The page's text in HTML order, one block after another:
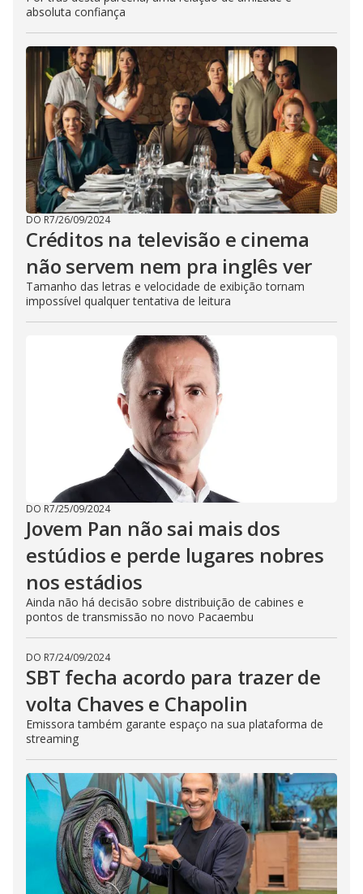
absoluta confiança
DO R7/26/09/2024
Créditos na televisão e cinema
não servem nem pra inglês ver
Tamanho das letras e velocidade de exibição tornam
impossível qualquer tentativa de leitura
DO R7/25/09/2024
Jovem Pan não sai mais dos
estúdios e perde lugares nobres
nos estádios
Ainda não há decisão sobre distribuição de cabines e
pontos de transmissão no novo Pacaembu
DO R7/24/09/2024
SBT fecha acordo para trazer de
volta Chaves e Chapolin
Emissora também garante espaço na sua plataforma de
streaming